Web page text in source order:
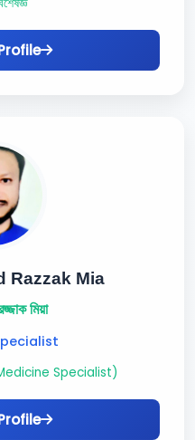
Razzak Mia
মিয়া
Medicine Specialist)